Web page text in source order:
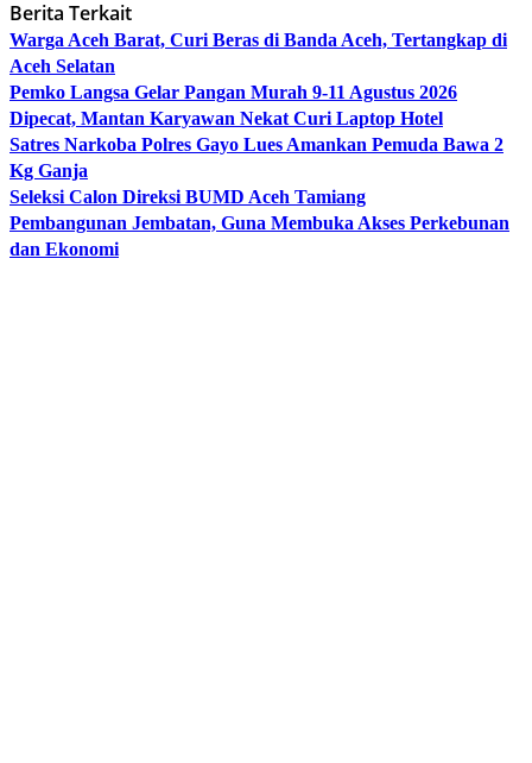
Berita Terkait
Warga Aceh Barat, Curi Beras di Banda Aceh, Tertangkap di
Aceh Selatan
Pemko Langsa Gelar Pangan Murah 9-11 Agustus 2026
Dipecat, Mantan Karyawan Nekat Curi Laptop Hotel
Satres Narkoba Polres Gayo Lues Amankan Pemuda Bawa 2
Kg Ganja
Seleksi Calon Direksi BUMD Aceh Tamiang
Pembangunan Jembatan, Guna Membuka Akses Perkebunan
dan Ekonomi